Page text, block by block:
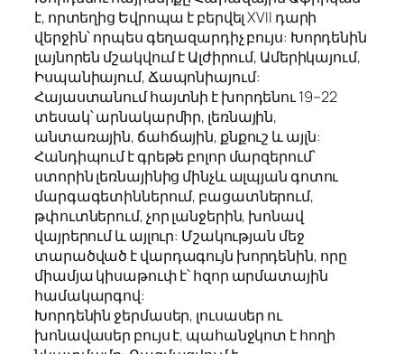
է, որտեղից Եվրոպա է բերվել XVII դարի
վերջին՝ որպես գեղազարդիչ բույս: Խորդենին
լայնորեն մշակվում է Ալժիրում, Ամերիկայում,
Իսպանիայում, Ճապոնիայում:
Հայաստանում հայտնի է խորդենու 19–22
տեսակ՝ արնակարմիր, լեռնային,
անտառային, ճահճային, քնքուշ և այլն:
Հանդիպում է գրեթե բոլոր մարզերում՝
ստորին լեռնայինից մինչև ալպյան գոտու
մարգագետիններում, բացատներում,
թփուտներում, չոր լանջերին, խոնավ
վայրերում և այլուր: Մշակության մեջ
տարածված է վարդագույն խորդենին, որը
միամյա կիսաթուփ է՝ հզոր արմատային
համակարգով:
Խորդենին ջերմասեր, լուսասեր ու
խոնավասեր բույս է, պահանջկոտ է հողի